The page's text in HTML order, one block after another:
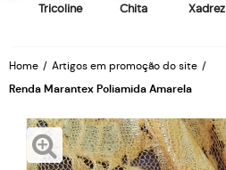
Tricoline Chita Xadrez
Home Artigos em promoção do site
Renda Marantex Poliamida Amarela